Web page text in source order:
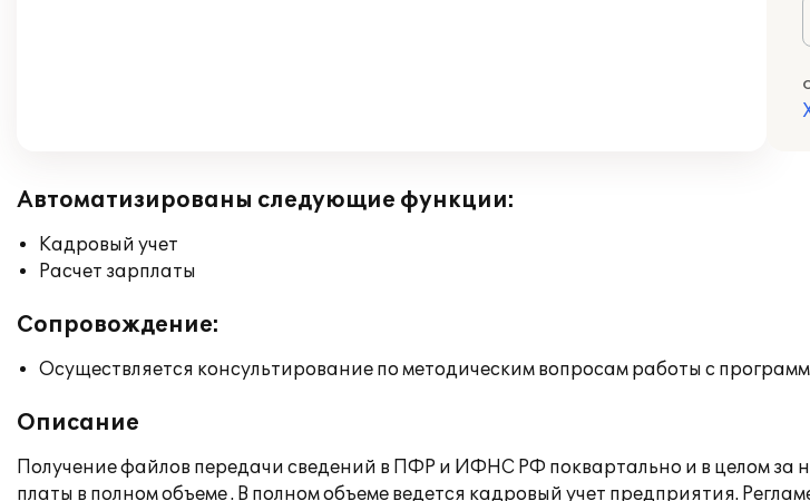
Автоматизированы следующие функции:
Кадровый учет
Расчет зарплаты
Сопровождение:
Осуществляется консультирование по методическим вопросам работы с
Описание
Получение файлов передачи сведений в ПФР и ИФНС РФ поквартально и в целом за
платы в полном объеме . В полном объеме ведется кадровый учет предприятия.